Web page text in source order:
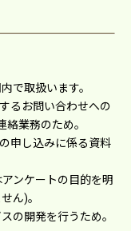
で取扱います。
るお問い合わせへの
業務のため。
申し込みに係る資料
ンケートの目的を明
ん)。
の開発を行うため。